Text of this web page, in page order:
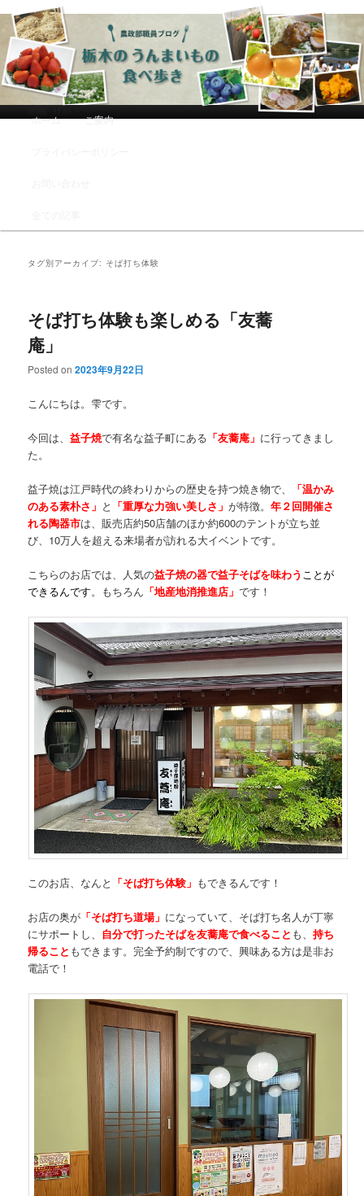
農政部職員ブログ「栃木のうんまい
もの食べ歩き」
メインコンテンツへ移動
サブコンテンツへ移動
ホーム ご案内
タグ別アーカイブ: そば打ち体験
そば打ち体験も楽しめる「友蕎
庵」
Posted on2023年9月22日
こんにちは。雫です。
今回は、益子焼で有名な益子町にある 「友蕎庵」 に行ってきまし
た。
益子焼は江戸時代の終わりからの歴史を持つ焼き物で、
「温かみ
のある素朴さ」 と 「重厚な力強い美しさ」が特徴。年２回開催さ
れる陶器市は、販売店約50店舗のほか約600のテントが立ち並
び、10万人を超える来場者が訪れる大イベントです。
こちらのお店では、人気の益子焼の器で益子そばを味わう ことが
できるんです。もちろん 「地産地消推進店」です！
このお店、なんと 「そば打ち体験」 もできるんです！
お店の奥が 「そば打ち道場」 になっていて、そば打ち名人が丁寧
にサポートし、 自分で打ったそばを友蕎庵で食べること も、持ち
帰ること もできます。完全予約制ですので、興味ある方は是非お
電話で！